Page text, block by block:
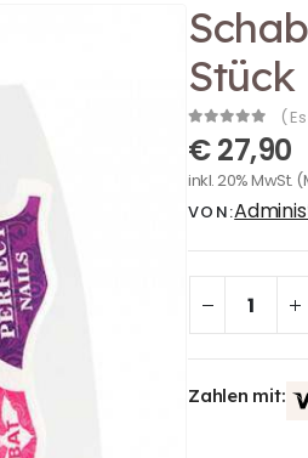
Stück
out of 5
(
€27,90
inkl. 20% MwSt.
VON:
Zahlen mit: